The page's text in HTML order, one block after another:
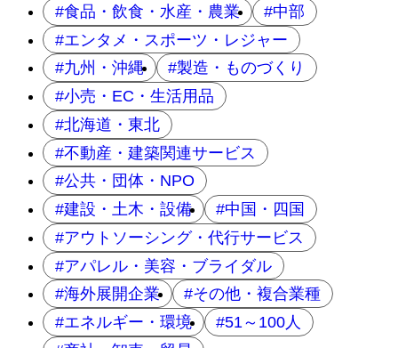
食品・飲食・水産・農業
中部
エンタメ・スポーツ・レジャー
九州・沖縄
製造・ものづくり
小売・EC・生活用品
北海道・東北
不動産・建築関連サービス
公共・団体・NPO
建設・土木・設備
中国・四国
アウトソーシング・代行サービス
アパレル・美容・ブライダル
海外展開企業
その他・複合業種
エネルギー・環境
51～100人